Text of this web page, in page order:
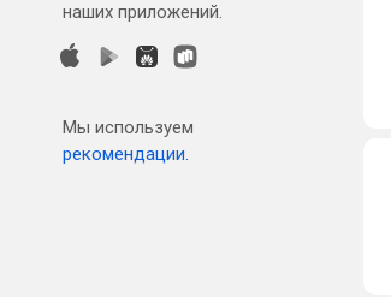
наших приложений.
Мы используем
рекомендации.